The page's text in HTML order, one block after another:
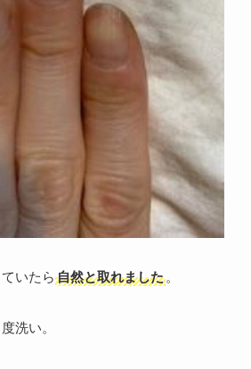
いたら 自然と取れました。
洗い。